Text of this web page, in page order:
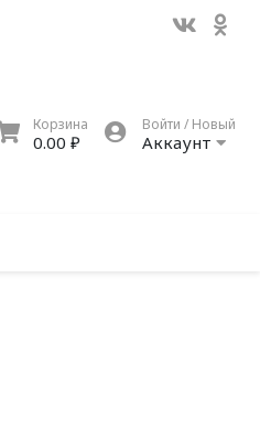
Корзина
0.00 ₽
Войти / Новый
Аккаунт